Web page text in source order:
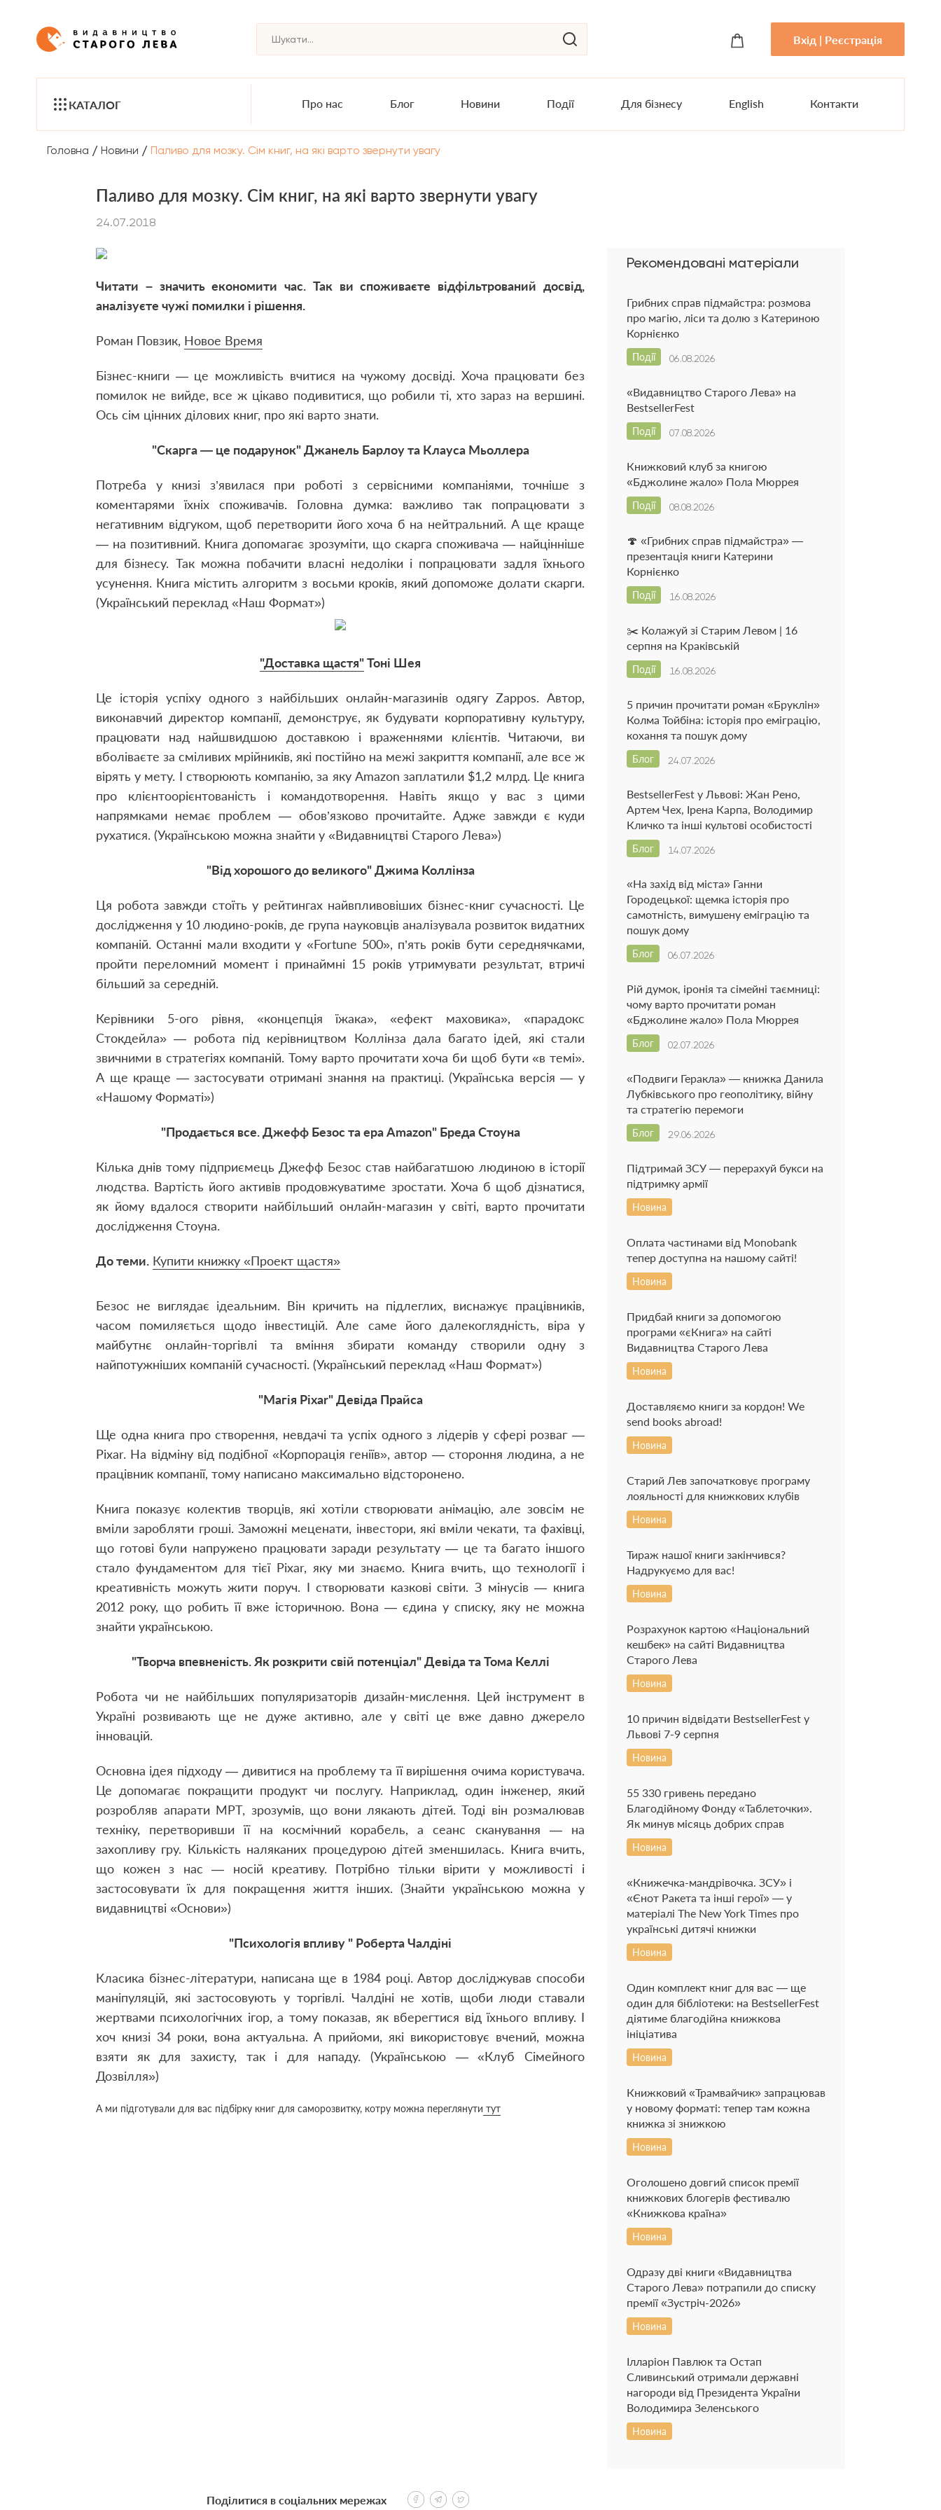
Вхід | Реєстрація
КАТАЛОГ Про нас Блог Новини Події Для бізнесу English Контакти
Головна / Новини / Паливо для мозку. Сім книг, на які варто звернути увагу
Паливо для мозку. Сім книг, на які варто звернути увагу
24.07.2018
Читати – значить економити час. Так ви споживаєте відфільтрований досвід,
аналізуєте чужі помилки і рішення.
Роман Повзик, Новое Время
Бізнес-книги — це можливість вчитися на чужому досвіді. Хоча працювати без
помилок не вийде, все ж цікаво подивитися, що робили ті, хто зараз на вершині.
Ось сім цінних ділових книг, про які варто знати.
"Скарга — це подарунок" Джанель Барлоу та Клауса Мьоллера
Потреба у книзі з’явилася при роботі з сервісними компаніями, точніше з
коментарями їхніх споживачів. Головна думка: важливо так попрацювати з
негативним відгуком, щоб перетворити його хоча б на нейтральний. А ще краще
— на позитивний. Книга допомагає зрозуміти, що скарга споживача — найцінніше
для бізнесу. Так можна побачити власні недоліки і попрацювати задля їхнього
усунення. Книга містить алгоритм з восьми кроків, який допоможе долати скарги.
(Український переклад «Наш Формат»)
"Доставка щастя"Тоні Шея
Це історія успіху одного з найбільших онлайн-магазинів одягу Zappos. Автор,
виконавчий директор компанії, демонструє, як будувати корпоративну культуру,
працювати над найшвидшою доставкою і враженнями клієнтів. Читаючи, ви
вболіваєте за сміливих мрійників, які постійно на межі закриття компанії, але все ж
вірять у мету. І створюють компанію, за яку Amazon заплатили $1,2 млрд. Це книга
про клієнтоорієнтованість і командотворення. Навіть якщо у вас з цими
напрямками немає проблем — обов’язково прочитайте. Адже завжди є куди
рухатися. (Українською можна знайти у «Видавництві Старого Лева»)
"Від хорошого до великого" Джима Коллінза
Ця робота завжди стоїть у рейтингах найвпливовіших бізнес-книг сучасності. Це
дослідження у 10 людино-років, де група науковців аналізувала розвиток видатних
компаній. Останні мали входити у «Fortune 500», п’ять років бути середнячками,
пройти переломний момент і принаймні 15 років утримувати результат, втричі
більший за середній.
Керівники 5-ого рівня, «концепція їжака», «ефект маховика», «парадокс
Стокдейла» — робота під керівництвом Коллінза дала багато ідей, які стали
звичними в стратегіях компаній. Тому варто прочитати хоча би щоб бути «в темі».
А ще краще — застосувати отримані знання на практиці. (Українська версія — у
«Нашому Форматі»)
"Продається все. Джефф Безос та ера Amazon" Бреда Стоуна
Кілька днів тому підприємець Джефф Безос став найбагатшою людиною в історії
людства. Вартість його активів продовжуватиме зростати. Хоча б щоб дізнатися,
як йому вдалося створити найбільший онлайн-магазин у світі, варто прочитати
дослідження Стоуна.
До теми. Купити книжку «Проект щастя»
Безос не виглядає ідеальним. Він кричить на підлеглих, виснажує працівників,
часом помиляється щодо інвестицій. Але саме його далекоглядність, віра у
майбутнє онлайн-торгівлі та вміння збирати команду створили одну з
найпотужніших компаній сучасності. (Український переклад «Наш Формат»)
"Магія Pixar" Девіда Прайса
Ще одна книга про створення, невдачі та успіх одного з лідерів у сфері розваг —
Pixar. На відміну від подібної «Корпорація геніїв», автор — стороння людина, а не
працівник компанії, тому написано максимально відсторонено.
Книга показує колектив творців, які хотіли створювати анімацію, але зовсім не
вміли заробляти гроші. Заможні меценати, інвестори, які вміли чекати, та фахівці,
що готові були напружено працювати заради результату — це та багато іншого
стало фундаментом для тієї Pixar, яку ми знаємо. Книга вчить, що технології і
креативність можуть жити поруч. І створювати казкові світи. З мінусів — книга
2012 року, що робить її вже історичною. Вона — єдина у списку, яку не можна
знайти українською.
"Творча впевненість. Як розкрити свій потенціал" Девіда та Тома Келлі
Робота чи не найбільших популяризаторів дизайн-мислення. Цей інструмент в
Україні розвивають ще не дуже активно, але у світі це вже давно джерело
інновацій.
Основна ідея підходу — дивитися на проблему та її вирішення очима користувача.
Це допомагає покращити продукт чи послугу. Наприклад, один інженер, який
розробляв апарати МРТ, зрозумів, що вони лякають дітей. Тоді він розмалював
техніку, перетворивши її на космічний корабель, а сеанс сканування — на
захопливу гру. Кількість наляканих процедурою дітей зменшилась. Книга вчить,
що кожен з нас — носій креативу. Потрібно тільки вірити у можливості і
застосовувати їх для покращення життя інших. (Знайти українською можна у
видавництві «Основи»)
"Психологія впливу " Роберта Чалдіні
Класика бізнес-літератури, написана ще в 1984 році. Автор досліджував способи
маніпуляцій, які застосовують у торгівлі. Чалдіні не хотів, щоби люди ставали
жертвами психологічних ігор, а тому показав, як вберегтися від їхнього впливу. І
хоч книзі 34 роки, вона актуальна. А прийоми, які використовує вчений, можна
взяти як для захисту, так і для нападу. (Українською — «Клуб Сімейного
Дозвілля»)
А ми підготували для вас підбірку книг для саморозвитку, котру можна переглянути тут
Рекомендовані матеріали
Грибних справ підмайстра: розмова
про магію, ліси та долю з Катериною
Корнієнко
06.08.2026
Події
«Видавництво Старого Лева» на
BestsellerFest
07.08.2026
Події
Книжковий клуб за книгою
«Бджолине жало» Пола Мюррея
08.08.2026
Події
🍄 «Грибних справ підмайстра» —
презентація книги Катерини
Корнієнко
16.08.2026
Події
✂️ Колажуй зі Старим Левом | 16
серпня на Краківській
16.08.2026
Події
5 причин прочитати роман «Бруклін»
Колма Тойбіна: історія про еміграцію,
кохання та пошук дому
24.07.2026
Блог
BestsellerFest у Львові: Жан Рено,
Артем Чех, Ірена Карпа, Володимир
Кличко та інші культові особистості
14.07.2026
Блог
«На захід від міста» Ганни
Городецької: щемка історія про
самотність, вимушену еміграцію та
пошук дому
06.07.2026
Блог
Рій думок, іронія та сімейні таємниці:
чому варто прочитати роман
«Бджолине жало» Пола Мюррея
02.07.2026
Блог
«Подвиги Геракла» — книжка Данила
Лубківського про геополітику, війну
та стратегію перемоги
29.06.2026
Блог
Підтримай ЗСУ — перерахуй букси на
підтримку армії
Новина
Оплата частинами від Monobank
тепер доступна на нашому сайті!
Новина
Придбай книги за допомогою
програми «єКнига» на сайті
Видавництва Старого Лева
Новина
Доставляємо книги за кордон! We
send books abroad!
Новина
Старий Лев започатковує програму
лояльності для книжкових клубів
Новина
Тираж нашої книги закінчився?
Надрукуємо для вас!
Новина
Розрахунок картою «Національний
кешбек» на сайті Видавництва
Старого Лева
Новина
10 причин відвідати BestsellerFest у
Львові 7-9 серпня
Новина
55 330 гривень передано
Благодійному Фонду «Таблеточки».
Як минув місяць добрих справ
Новина
«Книжечка-мандрівочка. ЗСУ» і
«Єнот Ракета та інші герої» — у
матеріалі The New York Times про
українські дитячі книжки
Новина
Один комплект книг для вас — ще
один для бібліотеки: на BestsellerFest
діятиме благодійна книжкова
ініціатива
Новина
Книжковий «Трамвайчик» запрацював
у новому форматі: тепер там кожна
книжка зі знижкою
Новина
Оголошено довгий список премії
книжкових блогерів фестивалю
«Книжкова країна»
Новина
Одразу дві книги «Видавництва
Старого Лева» потрапили до списку
премії «Зустріч-2026»
Новина
Ілларіон Павлюк та Остап
Сливинський отримали державні
нагороди від Президента України
Володимира Зеленського
Новина
Поділитися в соціальних мережах